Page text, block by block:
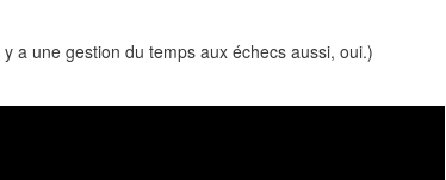
a une gestion du temps aux échecs aussi, oui.)